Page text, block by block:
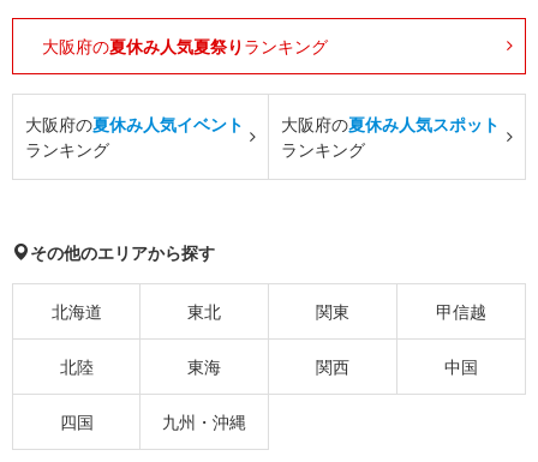
大阪府の夏休み人気夏祭り ランキング
大阪府の夏休み人気イベント
ランキング
大阪府の夏休み人気スポット
ランキング
その他のエリアから探す
北海道 東北 関東 甲信越
北陸 東海 関西 中国
四国 九州・沖縄